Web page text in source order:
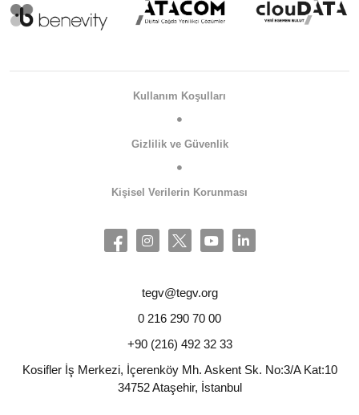
Kullanım Koşulları
Gizlilik ve Güvenlik
Kişisel Verilerin Korunması
tegv@tegv.org
0 216 290 70 00
+90 (216) 492 32 33
Kosifler İş Merkezi, İçerenköy Mh. Askent Sk. No:3/A Kat:10
34752 Ataşehir, İstanbul